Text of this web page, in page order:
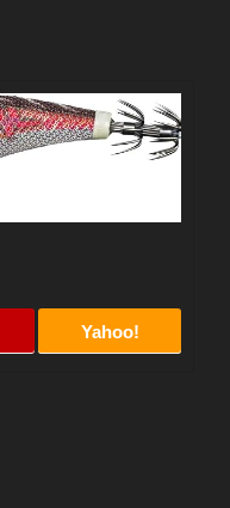
Yahoo!